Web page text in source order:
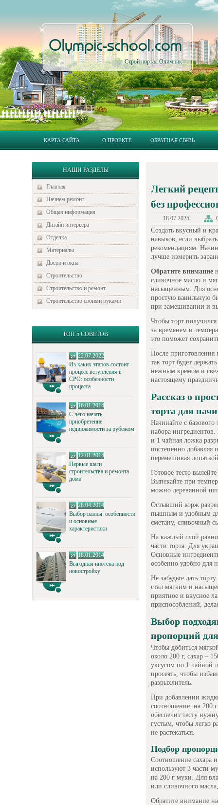
Olympic-school.com
Строй портал Олимпик
КАРТА САЙТА О ПРОЕКТЕ ОБРАТНАЯ СВЯЗЬ
НАШИ РАЗДЕЛЫ
Главная
Начнем ремонт
Общая информация
Дизайн интерьера
Отделка
Материалы
Двери и окна
Строительство
Строительство и ремонт
Строительство своими руками
ТОП 5 СОВЕТОВ
22.07.2022
Из каких этапов состоит
процесс вступления в
СРО: особенности
процесса
16.01.2014
С чего начать
приобретение
недвижимости за рубежом
12.01.2014
Первые шаги
строительства и ремонта
дома
28.04.2014
Выбор ванны: особенности
и основные
характеристики
18.01.2014
Выгодная ипотека под
новостройку
Легкий
без
18.07.2025
Создать вкусный и
навыков, если
рекомендациям.
лучше измерить
Обратите внимание
сливочное масло и
насыщенным. Для
простую ванильную
при замешивании и
Чтобы торт
за временем и
это поможет
После приготовления
так торт будет
нежным кремом и
настоящему
Рассказ о
торта для
Начинайте с базового
набора
и 1 чайная ложка
постепенно добавляя
перемешивая
Готовое тесто
Выпекайте при
можно деревянной
Остывший корж
пышным и удобным
сметану, сливочный
На каждый слой
части торта. Для
Основные
особенно удобно для
Не забудьте дать
стал мягким и
приятное и вкусное
приспособлений,
Выбор
пропорций
Чтобы добиться
около 200 г, сахар –
уксусом по 1 чайной
просеять, чтобы
разрыхлитель.
При добавлении
соотношение: на 200
обеспечит тесту
густым, чтобы легко
не растекаться.
Подбор
Соотношение сахара
используют 3 части
на 200 г муки. Для
или сливочного
Обратите внимание